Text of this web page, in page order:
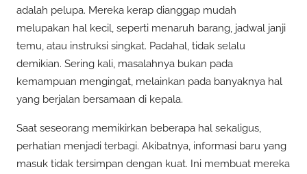
adalah pelupa. Mereka kerap dianggap mudah
melupakan hal kecil, seperti menaruh barang, jadwal janji
temu, atau instruksi singkat. Padahal, tidak selalu
demikian. Sering kali, masalahnya bukan pada
kemampuan mengingat, melainkan pada banyaknya hal
yang berjalan bersamaan di kepala.
Saat seseorang memikirkan beberapa hal sekaligus,
perhatian menjadi terbagi. Akibatnya, informasi baru yang
masuk tidak tersimpan dengan kuat. Ini membuat mereka